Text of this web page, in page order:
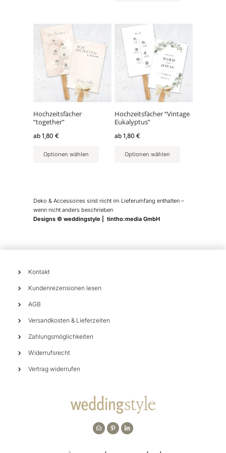
Hochzeitsfächer
“together”
ab 1,80 €
Optionen wählen
Dieses
Produkt
weist
mehrere
Varianten
auf.
Die
Optionen
können
auf
der
gewählt
Hochzeitsfächer “Vintage
Eukalyptus”
ab1,80€
Optionen wählen
Dieses
Produkt
weist
mehrere
Varianten
auf.
Die
Optionen
können
auf
der
gewählt
Deko & Accessoires sind nicht im Lieferumfang enthalten –
wenn nicht anders beschrieben
Designs © weddingstyle | tintho:media GmbH
Kontakt
Kundenrezensionen lesen
AGB
Versandkosten & Lieferzeiten
Zahlungsmöglichkeiten
Widerrufsrecht
Vertrag widerrufen